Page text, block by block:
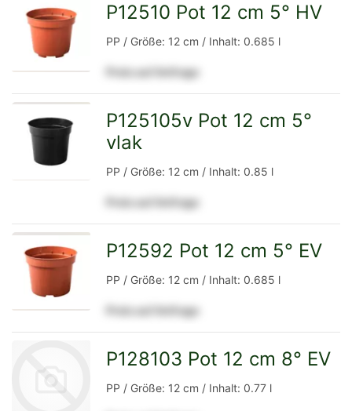
Detailseite
P12510 Pot 12 cm 5° HV
PP / Größe: 12 cm / Inhalt: 0.685 l
Preis auf Anfrage
P125105v Pot 12 cm 5°
vlak
PP / Größe: 12 cm / Inhalt: 0.85 l
Preis auf Anfrage
Detailseite
P12592 Pot 12 cm 5° EV
PP / Größe: 12 cm / Inhalt: 0.685 l
Preis auf Anfrage
P128103 Pot 12 cm 8° EV
PP / Größe: 12 cm / Inhalt: 0.77 l